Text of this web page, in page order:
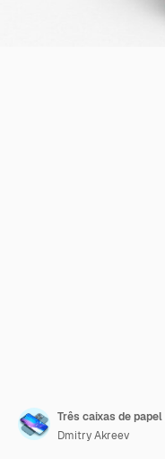
Dmitry Akreev